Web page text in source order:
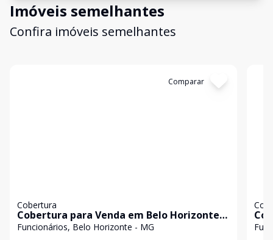
Imóveis semelhantes
Confira imóveis semelhantes
Comparar
Cobertura
Cobertura para Venda em Belo Horizonte /
MG no bairro Funcionários
Funcionários, Belo Horizonte - MG